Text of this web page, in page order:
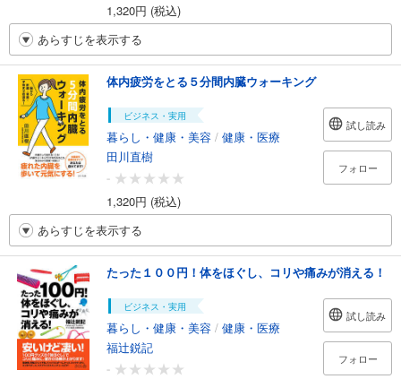
1,320円 (税込)
あらすじを表示する
体内疲労をとる５分間内臓ウォーキング
ビジネス・実用
暮らし・健康・美容 / 健康・医療
田川直樹
-
1,320円 (税込)
試し読み
フォロー
あらすじを表示する
たった１００円！体をほぐし、コリや痛みが消える！
ビジネス・実用
暮らし・健康・美容 / 健康・医療
福辻鋭記
-
試し読み
フォロー